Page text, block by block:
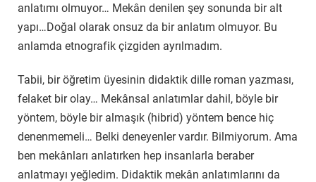
anlatımı olmuyor… Mekân denilen şey sonunda bir alt
yapı…Doğal olarak onsuz da bir anlatım olmuyor. Bu
anlamda etnografik çizgiden ayrılmadım.
Tabii, bir öğretim üyesinin didaktik dille roman yazması,
felaket bir olay… Mekânsal anlatımlar dahil, böyle bir
yöntem, böyle bir almaşık (hibrid) yöntem bence hiç
denenmemeli… Belki deneyenler vardır. Bilmiyorum. Ama
ben mekânları anlatırken hep insanlarla beraber
anlatmayı yeğledim. Didaktik mekân anlatımlarını da